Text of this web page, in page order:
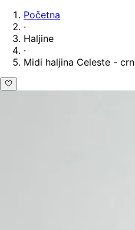
Početna
·
Haljine
·
Midi haljina Celeste -